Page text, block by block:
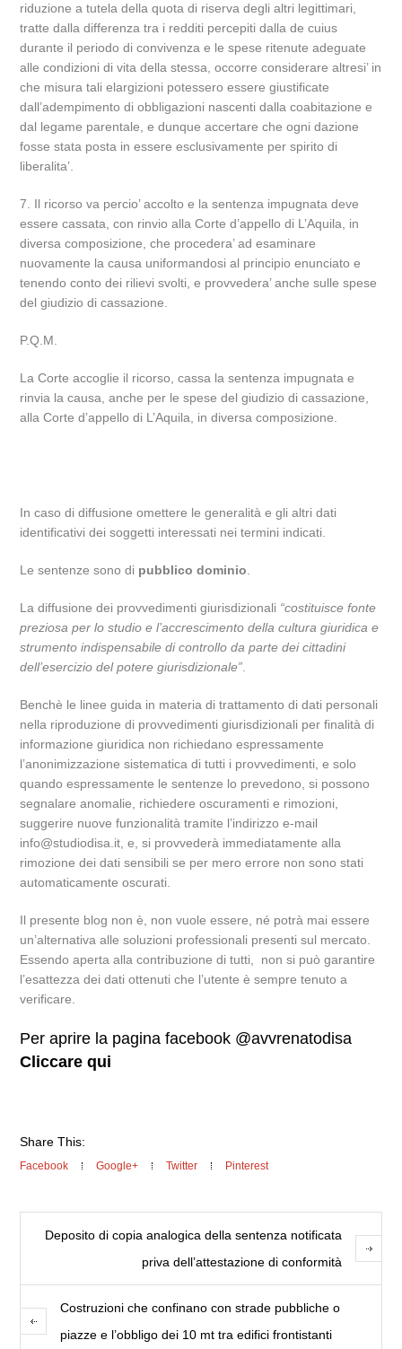
riduzione a tutela della quota di riserva degli altri legittimari,
tratte dalla differenza tra i redditi percepiti dalla de cuius
durante il periodo di convivenza e le spese ritenute adeguate
alle condizioni di vita della stessa, occorre considerare altresi’ in
che misura tali elargizioni potessero essere giustificate
dall’adempimento di obbligazioni nascenti dalla coabitazione e
dal legame parentale, e dunque accertare che ogni dazione
fosse stata posta in essere esclusivamente per spirito di
liberalita’.
7. Il ricorso va percio’ accolto e la sentenza impugnata deve
essere cassata, con rinvio alla Corte d’appello di L’Aquila, in
diversa composizione, che procedera’ ad esaminare
nuovamente la causa uniformandosi al principio enunciato e
tenendo conto dei rilievi svolti, e provvedera’ anche sulle spese
del giudizio di cassazione.
P.Q.M.
La Corte accoglie il ricorso, cassa la sentenza impugnata e
rinvia la causa, anche per le spese del giudizio di cassazione,
alla Corte d’appello di L’Aquila, in diversa composizione.
In caso di diffusione omettere le generalità e gli altri dati
identificativi dei soggetti interessati nei termini indicati.
Le sentenze sono di pubblico dominio
La diffusione dei provvedimenti giurisdizionali “costituisce fonte
preziosa per lo studio e l’accrescimento della cultura giuridica e
strumento indispensabile di controllo da parte dei cittadini
dell’esercizio del potere giurisdizionale”
Benchè le linee guida in materia di trattamento di dati personali
nella riproduzione di provvedimenti giurisdizionali per finalità di
informazione giuridica non richiedano espressamente
l’anonimizzazione sistematica di tutti i provvedimenti, e solo
quando espressamente le sentenze lo prevedono, si possono
segnalare anomalie, richiedere oscuramenti e rimozioni,
suggerire nuove funzionalità tramite l’indirizzo e-mail
info@studiodisa.it, e, si provvederà immediatamente alla
rimozione dei dati sensibili se per mero errore non sono stati
automaticamente oscurati.
Il presente blog non è, non vuole essere, né potrà mai essere
un’alternativa alle soluzioni professionali presenti sul mercato.
Essendo aperta alla contribuzione di tutti, non si può garantire
l’esattezza dei dati ottenuti che l’utente è sempre tenuto a
verificare.
Per aprire la pagina facebook @avvrenatodisa
Cliccare qui
Share This:
Facebook Google+ Twitter Pinterest
Deposito di copia analogica della sentenza notificata
priva dell’attestazione di conformità
Costruzioni che confinano con strade pubbliche o
piazze e l’obbligo dei 10 mt tra edifici frontistanti